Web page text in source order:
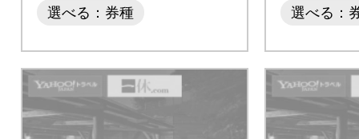
選べる：券種 選べる：